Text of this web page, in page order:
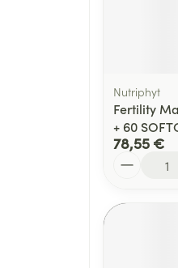
Nutriphyt
Fertility
+ 60
78,55 €